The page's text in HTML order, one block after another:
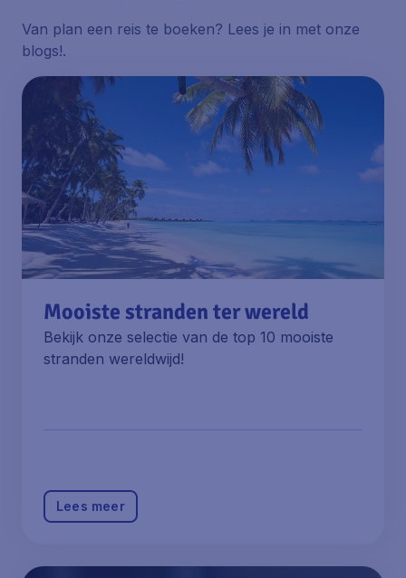
Van plan een reis te boeken? Lees je in met onze
blogs!.
Mooiste stranden ter wereld
Bekijk onze selectie van de top 10 mooiste
stranden wereldwijd!
Lees meer